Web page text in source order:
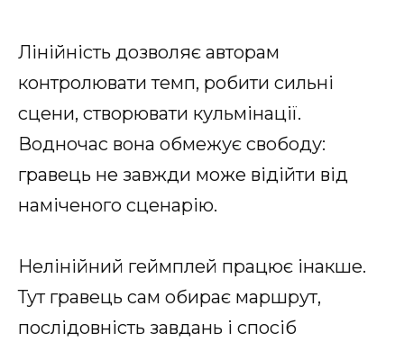
Лінійність дозволяє авторам
контролювати темп, робити сильні
сцени, створювати кульмінації.
Водночас вона обмежує свободу:
гравець не завжди може відійти від
наміченого сценарію.
Нелінійний геймплей працює інакше.
Тут гравець сам обирає маршрут,
послідовність завдань і спосіб